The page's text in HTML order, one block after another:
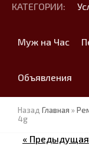
КАТЕГОРИИ:
Муж на Час
Объявления
Назад Главная »
4g
« Предыдущая